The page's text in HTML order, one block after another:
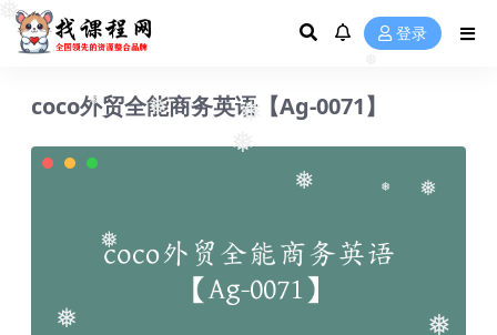
❅
❅ 登录
coco外贸全能商务英语【Ag-0071】